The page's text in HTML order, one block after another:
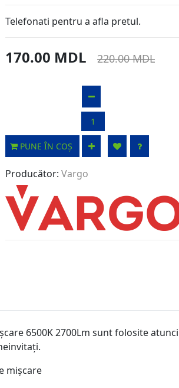
Telefonati pentru a afla pretul.
170.00 MDL 220.00 MDL
PUNE ÎN COȘ
Producător: Vargo
6500K 2700Lm sunt folosite
mișcare